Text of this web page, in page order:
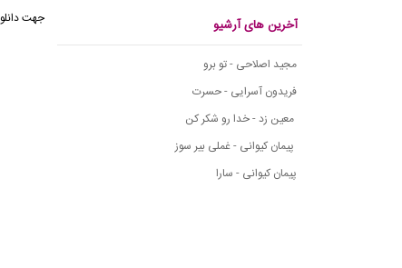
آخرین های آرشیو
مجید اصلاحی - تو برو
فریدون آسرایی - حسرت
معین زد - خدا رو شکر کن
پیمان کیوانی - غملی بیر سوز
پیمان کیوانی - سارا
جهت